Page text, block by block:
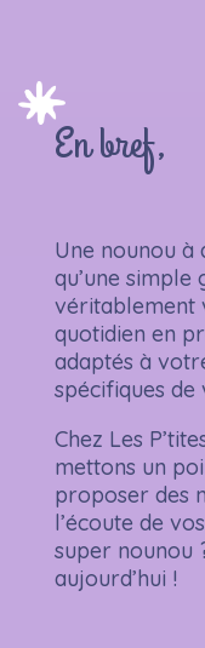
En bref,
Une nounou à
qu’une simple
véritablement
quotidien en
adaptés à
spécifiques
Chez Les
mettons un
proposer des
l’écoute de
super nounou
aujourd’hui !